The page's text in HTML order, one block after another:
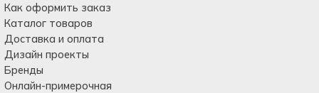
Как оформить заказ
Каталог товаров
Доставка и оплата
Дизайн проекты
Бренды
Онлайн-примерочная